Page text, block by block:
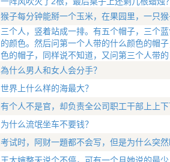
猴子每分钟能掰一个玉米，在果园里，一只
三个人，竖着站成一排。有五个帽子，三个
的颜色。然后问第一个人带的什么颜色的帽
色的帽子，同样说不知道，又问第三个人带的
為什么男人和女人会分手？
世界上什么样的海最大？
有个人不是官，却负责全公司职工干部上上
为什么流氓坐车不要钱？
考试时，阿财一題都不会写，但是为什么突然